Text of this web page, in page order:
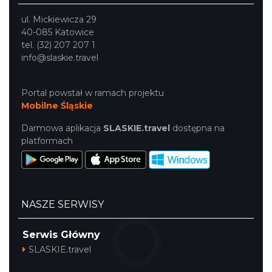
Katowice
15.40 km
OFF Festival 2026
Katowice
2026-08-07
16.90 km
ul. Mickiewicza 29
40-085 Katowice
tel. (32) 207 207 1
info@slaskie.travel
Portal powstał w ramach projektu
Mobilne Śląskie
Darmowa aplikacja SLASKIE.travel dostępna na
platformach
NASZE SERWISY
Serwis Główny
SLASKIE.travel